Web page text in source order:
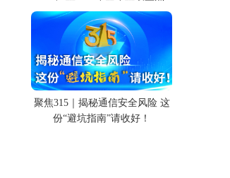
聚焦315｜揭秘通信安全风险 这
份“避坑指南”请收好！